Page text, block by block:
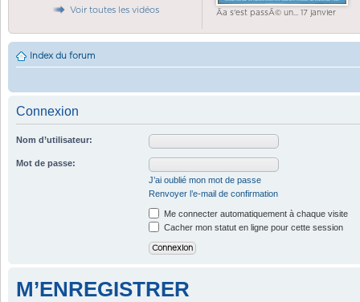
Voir toutes les vidéos Ãa s'est passÃ© un... 17 janvier
Index du forum
Connexion
Nom d’utilisateur:
Mot de passe:
J’ai oublié mon mot de passe
Renvoyer l’e-mail de confirmation
Me connecter automatiquement à chaque visite
Cacher mon statut en ligne pour cette session
M’ENREGISTRER